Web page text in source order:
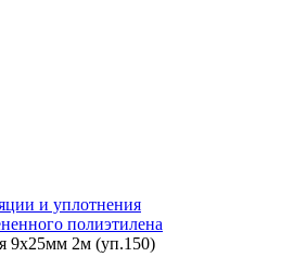
и уплотнения
полиэтилена
9х25мм 2м (уп.150)